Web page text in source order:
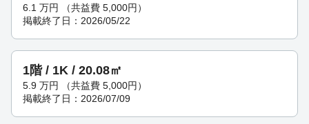
6.1 万円 （共益費 5,000円）
掲載終了日：2026/05/22
1階 / 1K / 20.08㎡
5.9 万円 （共益費 5,000円）
掲載終了日：2026/07/09